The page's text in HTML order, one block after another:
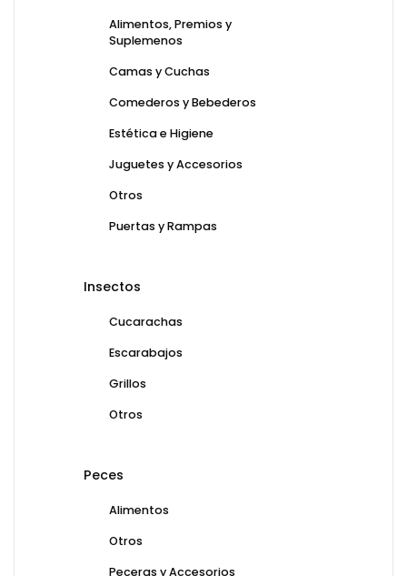
Alimentos, Premios y
Suplemenos
Camas y Cuchas
Comederos y Bebederos
Estética e Higiene
Juguetes y Accesorios
Otros
Puertas y Rampas
Insectos
Cucarachas
Escarabajos
Grillos
Otros
Peces
Alimentos
Otros
Peceras y Accesorios